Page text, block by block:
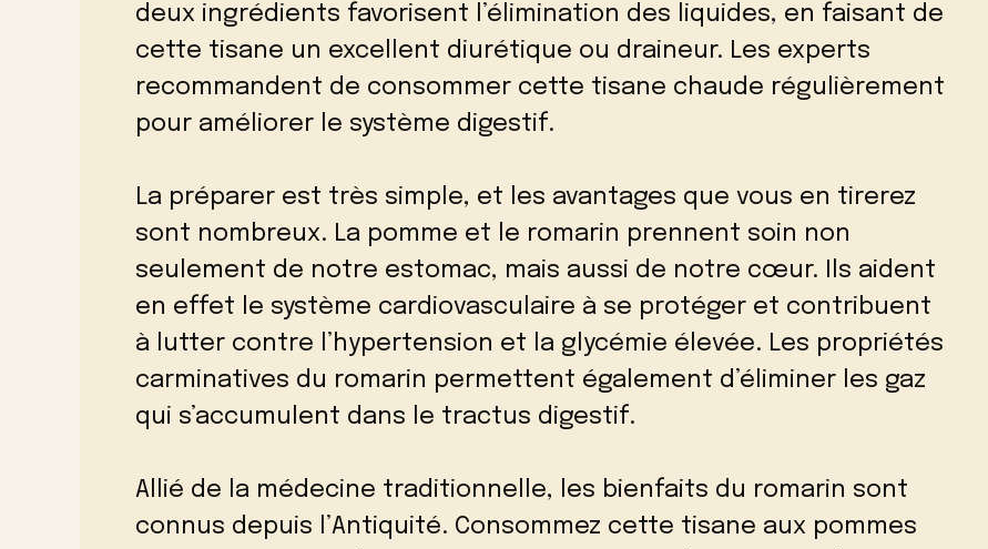
deux ingrédients favorisent l’élimination des liquides, en faisant de
cette tisane un excellent diurétique ou draineur. Les experts
recommandent de consommer cette tisane chaude régulièrement
pour améliorer le système digestif.
La préparer est très simple, et les avantages que vous en tirerez
sont nombreux. La pomme et le romarin prennent soin non
seulement de notre estomac, mais aussi de notre cœur. Ils aident
en effet le système cardiovasculaire à se protéger et contribuent
à lutter contre l’hypertension et la glycémie élevée. Les propriétés
carminatives du romarin permettent également d’éliminer les gaz
qui s’accumulent dans le tractus digestif.
Allié de la médecine traditionnelle, les bienfaits du romarin sont
connus depuis l’Antiquité. Consommez cette tisane aux pommes